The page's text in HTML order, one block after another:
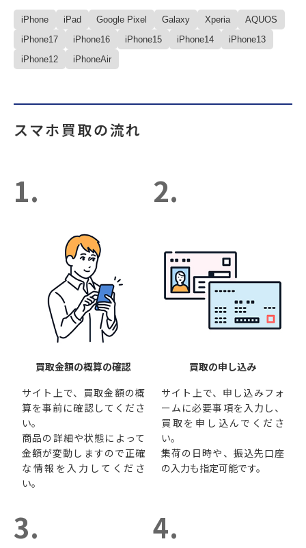
iPhone iPad Google Pixel Galaxy Xperia
AQUOS
iPhone17
iPhone16 iPhone15 iPhone14
iPhone13
iPhone12
iPhoneAir
スマホ買取の流れ
1.
買取金額の概算の確認
サイト上で、買取金額の概
算を事前に確認してくださ
い。
商品の詳細や状態によって
金額が変動しますので正確
な情報を入力してくださ
い。
2.
買取の申し込み
サイト上で、申し込みフォ
ームに必要事項を入力し、
買取を申し込んでくださ
い。
集荷の日時や、振込先口座
の入力も指定可能です。
3. 4.